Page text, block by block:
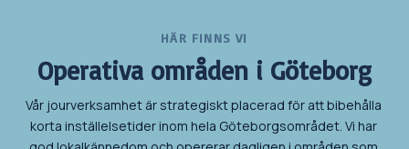
HÄR FINNS VI
Operativa områden i Göteborg
Vår jourverksamhet är strategiskt placerad för att bibehålla
korta inställelsetider inom hela Göteborgsområdet. Vi har